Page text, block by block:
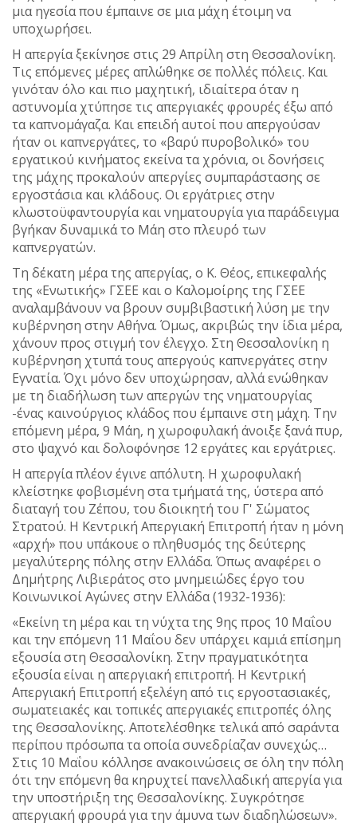
μια ηγεσία που έμπαινε σε μια μάχη έτοιμη να
υποχωρήσει.
Η απεργία ξεκίνησε στις 29 Απρίλη στη Θεσσαλονίκη.
Τις επόμενες μέρες απλώθηκε σε πολλές πόλεις. Και
γινόταν όλο και πιο μαχητική, ιδιαίτερα όταν η
αστυνομία χτύπησε τις απεργιακές φρουρές έξω από
τα καπνομάγαζα. Και επειδή αυτοί που απεργούσαν
ήταν οι καπνεργάτες, το «βαρύ πυροβολικό» του
εργατικού κινήματος εκείνα τα χρόνια, οι δονήσεις
της μάχης προκαλούν απεργίες συμπαράστασης σε
εργοστάσια και κλάδους. Οι εργάτριες στην
κλωστοϋφαντουργία και νηματουργία για παράδειγμα
βγήκαν δυναμικά το Μάη στο πλευρό των
καπνεργατών.
Τη δέκατη μέρα της απεργίας, ο Κ. Θέος, επικεφαλής
της «Ενωτικής» ΓΣΕΕ και ο Καλομοίρης της ΓΣΕΕ
αναλαμβάνουν να βρουν συμβιβαστική λύση με την
κυβέρνηση στην Αθήνα. Όμως, ακριβώς την ίδια μέρα,
χάνουν προς στιγμή τον έλεγχο. Στη Θεσσαλονίκη η
κυβέρνηση χτυπά τους απεργούς καπνεργάτες στην
Εγνατία. Όχι μόνο δεν υποχώρησαν, αλλά ενώθηκαν
με τη διαδήλωση των απεργών της νηματουργίας
-ένας καινούργιος κλάδος που έμπαινε στη μάχη. Την
επόμενη μέρα, 9 Μάη, η χωροφυλακή άνοιξε ξανά πυρ,
στο ψαχνό και δολοφόνησε 12 εργάτες και εργάτριες.
Η απεργία πλέον έγινε απόλυτη. Η χωροφυλακή
κλείστηκε φοβισμένη στα τμήματά της, ύστερα από
διαταγή του Ζέπου, του διοικητή του Γ' Σώματος
Στρατού. Η Κεντρική Απεργιακή Επιτροπή ήταν η μόνη
«αρχή» που υπάκουε ο πληθυσμός της δεύτερης
μεγαλύτερης πόλης στην Ελλάδα. Όπως αναφέρει ο
Δημήτρης Λιβιεράτος στο μνημειώδες έργο του
Κοινωνικοί Αγώνες στην Ελλάδα (1932-1936):
«Εκείνη τη μέρα και τη νύχτα της 9ης προς 10 Μαΐου
και την επόμενη 11 Μαΐου δεν υπάρχει καμιά επίσημη
εξουσία στη Θεσσαλονίκη. Στην πραγματικότητα
εξουσία είναι η απεργιακή επιτροπή. Η Κεντρική
Απεργιακή Επιτροπή εξελέγη από τις εργοστασιακές,
σωματειακές και τοπικές απεργιακές επιτροπές όλης
της Θεσσαλονίκης. Αποτελέσθηκε τελικά από σαράντα
περίπου πρόσωπα τα οποία συνεδρίαζαν συνεχώς…
Στις 10 Μαΐου κόλλησε ανακοινώσεις σε όλη την πόλη
ότι την επόμενη θα κηρυχτεί πανελλαδική απεργία για
την υποστήριξη της Θεσσαλονίκης. Συγκρότησε
απεργιακή φρουρά για την άμυνα των διαδηλώσεων».